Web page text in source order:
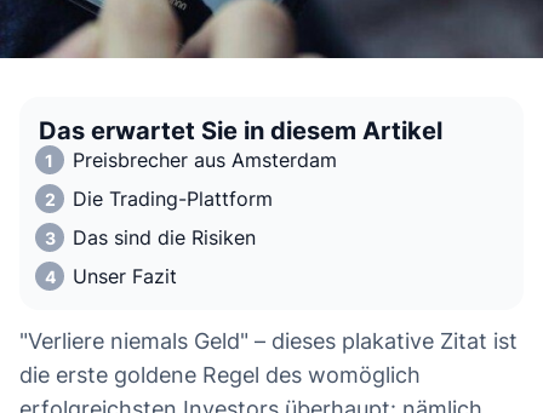
Das erwartet Sie in diesem Artikel
Preisbrecher aus Amsterdam
Die Trading-Plattform
Das sind die Risiken
Unser Fazit
"Verliere niemals Geld" – dieses plakative Zitat ist
die erste goldene Regel des womöglich